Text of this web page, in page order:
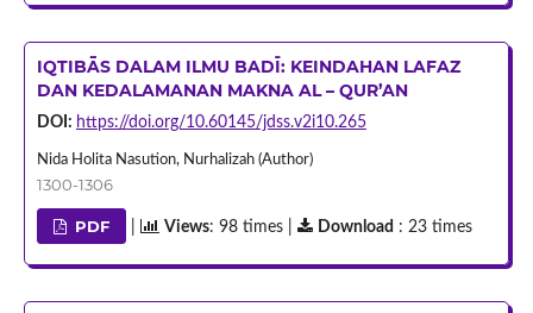
IQTIBĀS DALAM ILMU BADĪ: KEINDAHAN LAFAZ
DAN KEDALAMANAN MAKNA AL – QUR’AN
DOI: https://doi.org/10.60145/jdss.v2i10.265
Nida Holita Nasution, Nurhalizah (Author)
1300-1306
PDF Views: 98 times | Download : 23 times